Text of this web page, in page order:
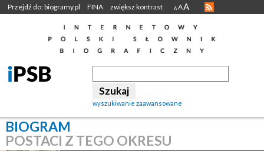
Przejdź do: biogramy.pl FINA zwiększ kontrast A AA
wyszukiwanie zaawansowane
BIOGRAM
POSTACI Z TEGO OKRESU